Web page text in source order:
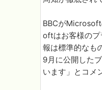
BBCが
oftはお客様のプ
報は標準的なも
9月に公開した
います」とコメ